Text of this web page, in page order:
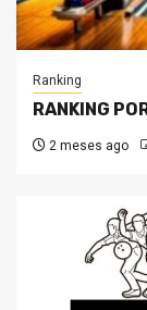
Ranking
RANKING
2 meses ago